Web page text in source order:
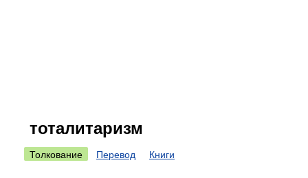
тоталитаризм
Толкование Перевод Книги